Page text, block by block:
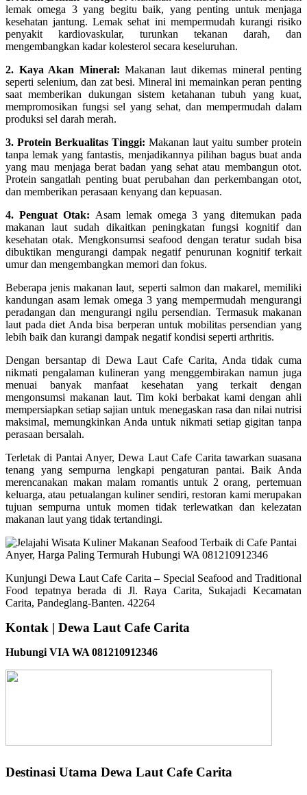
lemak omega 3 yang begitu baik, yang penting untuk menjaga
kesehatan jantung. Lemak sehat ini mempermudah kurangi risiko
penyakit kardiovaskular, turunkan tekanan darah, dan
mengembangkan kadar kolesterol secara keseluruhan.
2. Kaya Akan Mineral: Makanan laut dikemas mineral penting
seperti selenium, dan zat besi. Mineral ini memainkan peran penting
saat memberikan dukungan sistem ketahanan tubuh yang kuat,
mempromosikan fungsi sel yang sehat, dan mempermudah dalam
produksi sel darah merah.
3. Protein Berkualitas Tinggi: Makanan laut yaitu sumber protein
tanpa lemak yang fantastis, menjadikannya pilihan bagus buat anda
yang mau menjaga berat badan yang sehat atau membangun otot.
Protein sangatlah penting buat perubahan dan perkembangan otot,
dan memberikan perasaan kenyang dan kepuasan.
4. Penguat Otak: Asam lemak omega 3 yang ditemukan pada
makanan laut sudah dikaitkan peningkatan fungsi kognitif dan
kesehatan otak. Mengkonsumsi seafood dengan teratur sudah bisa
dibuktikan mengurangi dampak negatif penurunan kognitif terkait
umur dan mengembangkan memori dan fokus.
Beberapa jenis makanan laut, seperti salmon dan makarel, memiliki
kandungan asam lemak omega 3 yang mempermudah mengurangi
peradangan dan mengurangi ngilu persendian. Termasuk makanan
laut pada diet Anda bisa berperan untuk mobilitas persendian yang
lebih baik dan kurangi dampak negatif kondisi seperti arthritis.
Dengan bersantap di Dewa Laut Cafe Carita, Anda tidak cuma
nikmati pengalaman kulineran yang menggembirakan namun juga
menuai banyak manfaat kesehatan yang terkait dengan
mengonsumsi makanan laut. Tim koki berbakat kami dengan ahli
mempersiapkan setiap sajian untuk menegaskan rasa dan nilai nutrisi
maksimal, memungkinkan Anda untuk nikmati setiap gigitan tanpa
perasaan bersalah.
Terletak di Pantai Anyer, Dewa Laut Cafe Carita tawarkan suasana
tenang yang sempurna lengkapi pengaturan pantai. Baik Anda
merencanakan makan malam romantis untuk 2 orang, pertemuan
keluarga, atau petualangan kuliner sendiri, restoran kami merupakan
tujuan sempurna untuk momen tidak terlewatkan dan kelezatan
makanan laut yang tidak tertandingi.
Kunjungi Dewa Laut Cafe Carita – Special Seafood and Traditional
Food tepatnya berada di Jl. Raya Carita, Sukajadi Kecamatan
Carita, Pandeglang-Banten. 42264
Kontak | Dewa Laut Cafe Carita
Hubungi VIA WA 081210912346
Destinasi Utama Dewa Laut Cafe Carita